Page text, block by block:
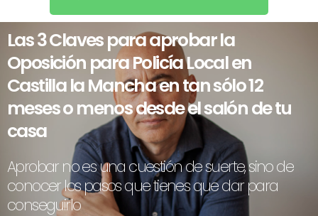
Las 3 Claves para aprobar la
Oposición para Policía Local en
Castilla la Mancha en tan sólo 12
meses o menos desde el salón de tu
casa
Aprobar no es una cuestión de suerte, sino de
conocer los pasos que tienes que dar para
conseguirlo